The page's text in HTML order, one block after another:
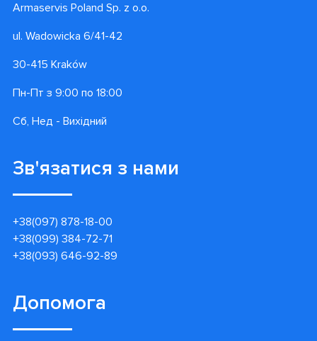
Armaservis Poland Sp. z o.o.
ul. Wadowicka 6/41-42
30-415 Kraków
Пн-Пт з 9:00 по 18:00
Сб, Нед - Вихідний
Зв'язатися з нами
+38(097) 878-18-00
+38(099) 384-72-71
+38(093) 646-92-89
Допомога